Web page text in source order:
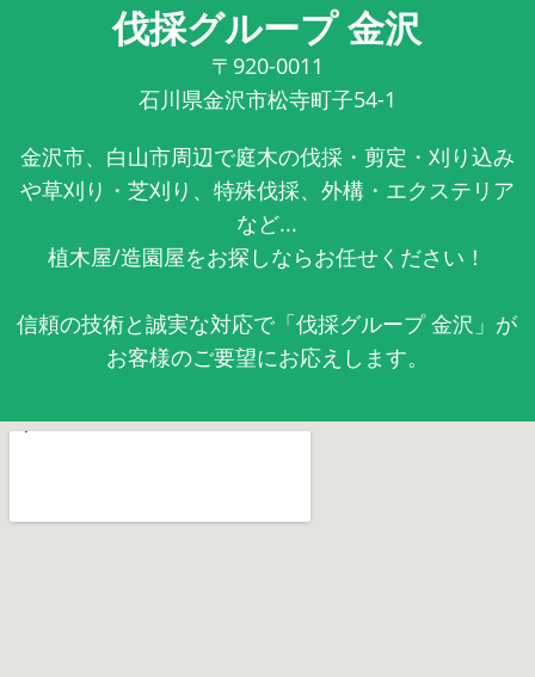
伐採グループ 金沢
〒920-0011
石川県金沢市松寺町子54-1
金沢市、白山市周辺で庭木の伐採・剪定・刈り込み
や草刈り・芝刈り、特殊伐採、外構・エクステリア
など...
植木屋/造園屋をお探しならお任せください！
信頼の技術と誠実な対応で「伐採グループ 金沢」が
お客様のご要望にお応えします。